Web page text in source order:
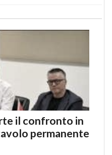
il confronto in
permanente